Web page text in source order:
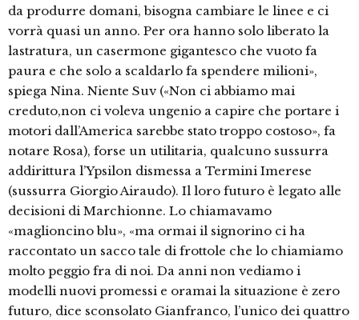
da produrre domani, bisogna cambiare le linee e ci
vorrà quasi un anno. Per ora hanno solo liberato la
lastratura, un casermone gigantesco che vuoto fa
paura e che solo a scaldarlo fa spendere milioni»,
spiega Nina. Niente Suv («Non ci abbiamo mai
creduto,non ci voleva ungenio a capire che portare i
motori dall’America sarebbe stato troppo costoso», fa
notare Rosa), forse un utilitaria, qualcuno sussurra
addirittura l’Ypsilon dismessa a Termini Imerese
(sussurra Giorgio Airaudo). Il loro futuro è legato alle
decisioni di Marchionne. Lo chiamavamo
«maglioncino blu», «ma ormai il signorino ci ha
raccontato un sacco tale di frottole che lo chiamiamo
molto peggio fra di noi. Da anni non vediamo i
modelli nuovi promessi e oramai la situazione è zero
futuro, dice sconsolato Gianfranco, l’unico dei quattro